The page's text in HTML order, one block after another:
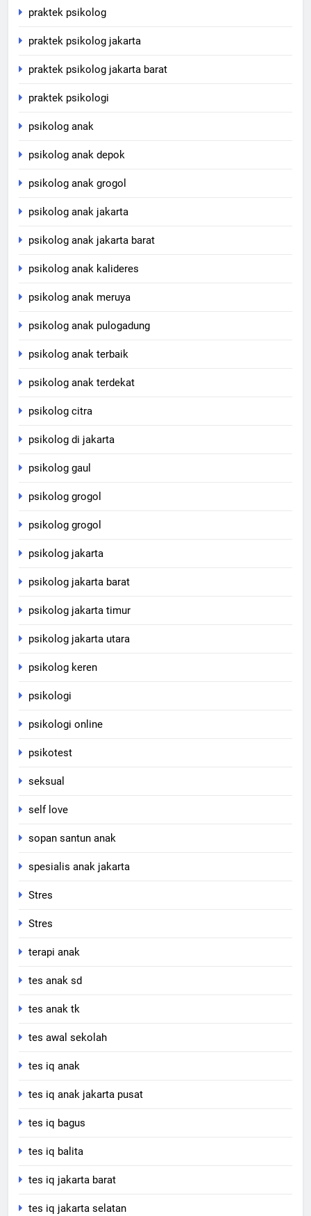
praktek psikolog
praktek psikolog jakarta
praktek psikolog jakarta barat
praktek psikologi
psikolog anak
psikolog anak depok
psikolog anak grogol
psikolog anak jakarta
psikolog anak jakarta barat
psikolog anak kalideres
psikolog anak meruya
psikolog anak pulogadung
psikolog anak terbaik
psikolog anak terdekat
psikolog citra
psikolog di jakarta
psikolog gaul
psikolog grogol
psikolog grogol
psikolog jakarta
psikolog jakarta barat
psikolog jakarta timur
psikolog jakarta utara
psikolog keren
psikologi
psikologi online
psikotest
seksual
self love
sopan santun anak
spesialis anak jakarta
Stres
Stres
terapi anak
tes anak sd
tes anak tk
tes awal sekolah
tes iq anak
tes iq anak jakarta pusat
tes iq bagus
tes iq balita
tes iq jakarta barat
tes iq jakarta selatan